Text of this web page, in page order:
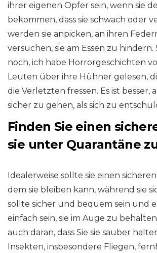
ihrer eigenen Opfer sein, wenn sie
bekommen, dass sie schwach oder
werden sie anpicken, an ihren
versuchen, sie am Essen zu
noch, ich habe Horrorgeschichten
Leuten über ihre Hühner gelesen,
die Verletzten fressen. Es ist besser,
sicher zu gehen, als sich zu
Finden Sie einen
sie unter Quarantäne
Idealerweise sollte sie einen
dem sie bleiben kann, während sie
sollte sicher und bequem sein und
einfach sein, sie im Auge zu
auch daran, dass Sie sie sauber
Insekten, insbesondere Fliegen,